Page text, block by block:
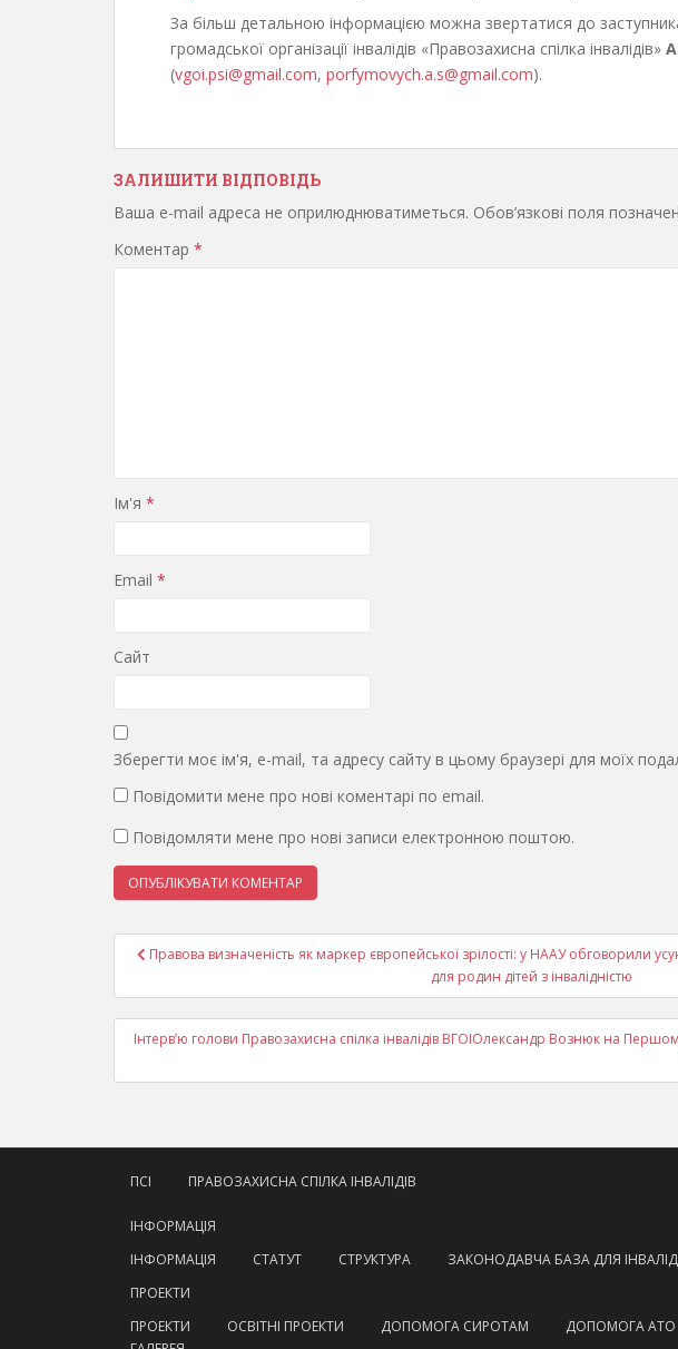
За більш детальною інформацією можна звертатися до
громадської організації інвалідів «Правозахисна спілка інвалідів»
(vgoi.psi@gmail.com, porfymovych.a.s@gmail.com).
ЗАЛИШИТИ ВІДПОВІДЬ
Ваша e-mail адреса не оприлюднюватиметься. Обов’язкові поля
Коментар *
Ім'я *
Email *
Сайт
Зберегти моє ім'я, e-mail, та адресу сайту в цьому браузері для моїх
Повідомити мене про нові коментарі по email.
Повідомляти мене про нові записи електронною поштою.
Навігація
Правова визначеність як маркер європейської зрілості: у НААУ обговорили
для родин дітей з інвалідністю
Інтерв’ю голови Правозахисна спілка інвалідів ВГОІОлександр Вознюк на
ПСІ ПРАВОЗАХИСНА СПІЛКА ІНВАЛІДІВ
ІНФОРМАЦІЯ
ІНФОРМАЦІЯ
СТАТУТ СТРУКТУРА
ЗАКОНОДАВЧА БАЗА ДЛЯ
ПРОЕКТИ
ПРОЕКТИ
ОСВІТНІ ПРОЕКТИ ДОПОМОГА СИРОТАМ
ДОПОМОГА АТО